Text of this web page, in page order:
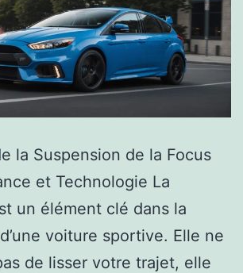
la Suspension de la Focus
et Technologie La
un élément clé dans la
voiture sportive. Elle ne
de lisser votre trajet, elle